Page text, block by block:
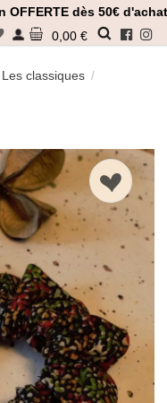
OFFERTE dès 50€
0,00 €
Les classiques /
n